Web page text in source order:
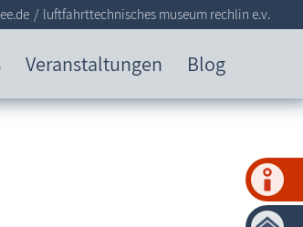
Veranstaltungen Blog
luftfahrttechnisches museum rechlin e.v.